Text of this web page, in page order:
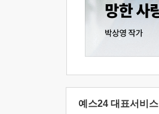
예스24 대표서비스